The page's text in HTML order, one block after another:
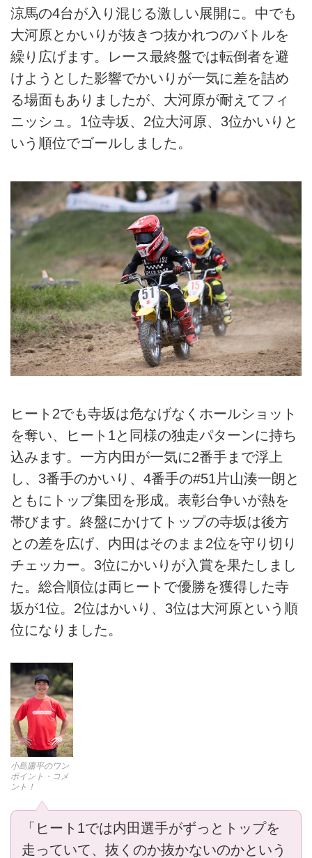
涼馬の4台が入り混じる激しい展開に。中でも
大河原とかいりが抜きつ抜かれつのバトルを
繰り広げます。レース最終盤では転倒者を避
けようとした影響でかいりが一気に差を詰め
る場面もありましたが、大河原が耐えてフィ
ニッシュ。1位寺坂、2位大河原、3位かいりと
いう順位でゴールしました。
ヒート2でも寺坂は危なげなくホールショット
を奪い、ヒート1と同様の独走パターンに持ち
込みます。一方内田が一気に2番手まで浮上
し、3番手のかいり、4番手の#51片山湊一朗と
ともにトップ集団を形成。表彰台争いが熱を
帯びます。終盤にかけてトップの寺坂は後方
との差を広げ、内田はそのまま2位を守り切り
チェッカー。3位にかいりが入賞を果たしまし
た。総合順位は両ヒートで優勝を獲得した寺
坂が1位。2位はかいり、3位は大河原という順
位になりました。
小島庸平のワン
ポイント・コメ
ント！
「ヒート1では内田選手がずっとトップを
走っていて、抜くのか抜かないのかという